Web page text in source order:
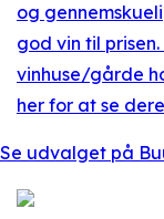
og
god vin til
vinhuse/gårde
her for at se
Se udvalget på